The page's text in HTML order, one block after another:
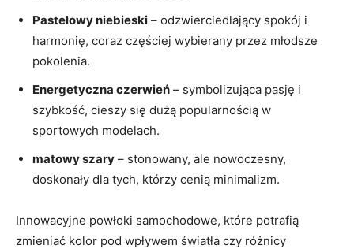
Pastelowy niebieski – odzwierciedlający spokój i
harmonię, coraz częściej wybierany przez młodsze
pokolenia.
Energetyczna czerwień – symbolizująca pasję i
szybkość, cieszy się dużą popularnością w
sportowych modelach.
matowy szary – stonowany, ale nowoczesny,
doskonały dla tych, którzy cenią minimalizm.
Innowacyjne powłoki samochodowe, które potrafią
zmieniać kolor pod wpływem światła czy różnicy